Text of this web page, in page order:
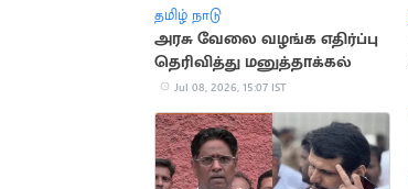
தமிழ் நாடு
அரசு வேலை வழங்க எதிர்ப்பு
தெரிவித்து மனுத்தாக்கல்
Jul 08, 2026, 15:07 IST